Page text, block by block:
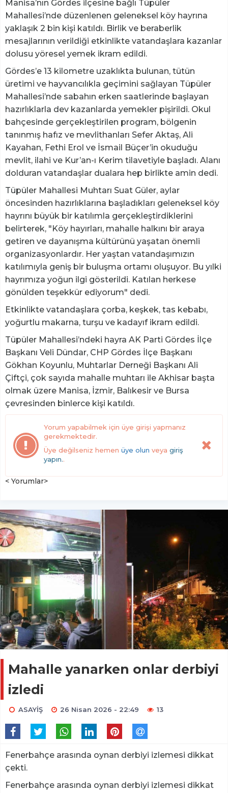
Manisa’nın Gördes ilçesine bağlı Tüpüler
Mahallesi’nde düzenlenen geleneksel köy hayrına
yaklaşık 2 bin kişi katıldı. Birlik ve beraberlik
mesajlarının verildiği etkinlikte vatandaşlara kazanlar
dolusu yöresel yemek ikram edildi.
Gördes’e 13 kilometre uzaklıkta bulunan, tütün
üretimi ve hayvancılıkla geçimini sağlayan Tüpüler
Mahallesi’nde sabahın erken saatlerinde başlayan
hazırlıklarla dev kazanlarda yemekler pişirildi. Okul
bahçesinde gerçekleştirilen program, bölgenin
tanınmış hafız ve mevlithanları Sefer Aktaş, Ali
Kayahan, Fethi Erol ve İsmail Büçer’in okuduğu
mevlit, ilahi ve Kur’an-ı Kerim tilavetiyle başladı. Alanı
dolduran vatandaşlar dualara hep birlikte amin dedi.
Tüpüler Mahallesi Muhtarı Suat Güler, aylar
öncesinden hazırlıklarına başladıkları geleneksel köy
hayrını büyük bir katılımla gerçekleştirdiklerini
belirterek, "Köy hayırları, mahalle halkını bir araya
getiren ve dayanışma kültürünü yaşatan önemli
organizasyonlardır. Her yaştan vatandaşımızın
katılımıyla geniş bir buluşma ortamı oluşuyor. Bu yılki
hayrımıza yoğun ilgi gösterildi. Katılan herkese
gönülden teşekkür ediyorum" dedi.
Etkinlikte vatandaşlara çorba, keşkek, tas kebabı,
yoğurtlu makarna, turşu ve kadayıf ikram edildi.
Tüpüler Mahallesi’ndeki hayra AK Parti Gördes İlçe
Başkanı Veli Dündar, CHP Gördes İlçe Başkanı
Gökhan Koyunlu, Muhtarlar Derneği Başkanı Ali
Çiftçi, çok sayıda mahalle muhtarı ile Akhisar başta
olmak üzere Manisa, İzmir, Balıkesir ve Bursa
çevresinden binlerce kişi katıldı.
Yorum yapabilmek için üye girişi yapmanız
gerekmektedir.
Üye değilseniz hemen üye olun veya giriş
yapın..
< Yorumlar>
⁠Mahalle yanarken onlar derbiyi
izledi
ASAYİŞ 26 Nisan 2026 - 22:49 13
Fenerbahçe arasında oynan derbiyi izlemesi dikkat
çekti.
Fenerbahçe arasında oynan derbiyi izlemesi dikkat